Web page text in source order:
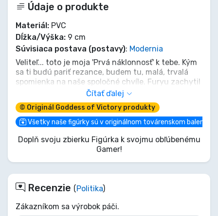
Údaje o produkte
Materiál: PVC
Dĺžka/Výška: 9 cm
Súvisiaca postava (postavy): Modernia
Veliteľ... toto je moja 'Prvá náklonnosť' k tebe. Kým
sa ti budú pariť rezance, budem tu, malá, trvalá
spomienka na naše spoločné chvíle. Furyu zachytil
toto krehké puto, aby Modernia mohla byť vždy po
tvojom boku, pripomienka nádeje tesne pod
povrchom. Nechaj ju strážiť tvoje jedlo alebo
zdobiť tvoju poličku – tento 9cm poklad si určite
získa tvoje srdce. Zabezpeč si tento okamih, kým
sa aj on nestane len spomienkou.
Čítať ďalej
© Originál Goddess of Victory produkty
Všetky naše figúrky sú v originálnom továrenskom balení
Doplň svoju zbierku Figúrka k svojmu obľúbenému
Gamer!
Recenzie (Politika)
Zákazníkom sa výrobok páči.